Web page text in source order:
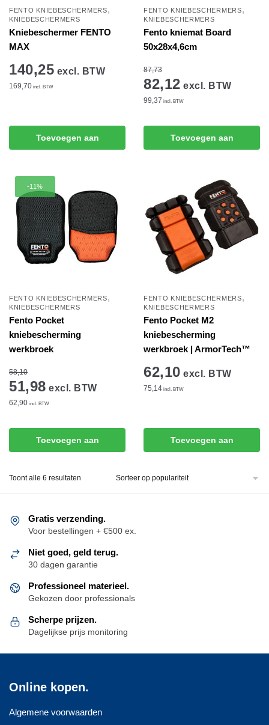
FENTO KNIEBESCHERMERS,
KNIEBESCHERMERS
Kniebeschermer FENTO
MAX
140,25 excl. BTW
169,70 incl. BTW
Toevoegen aan
FENTO KNIEBESCHERMERS,
KNIEBESCHERMERS
Fento kniemat Board
50x28x4,6cm
87,73
82,12 excl. BTW
99,37 incl. BTW
Toevoegen aan
-11%
FENTO KNIEBESCHERMERS,
KNIEBESCHERMERS
Fento Pocket
kniebescherming
werkbroek
58,10
51,98 excl. BTW
62,90 incl. BTW
Toevoegen aan
FENTO KNIEBESCHERMERS,
KNIEBESCHERMERS
Fento Pocket M2
kniebescherming
werkbroek | ArmorTech™
62,10 excl. BTW
75,14 incl. BTW
Toevoegen aan
Toont alle 6 resultaten Gesorteerd
Gratis verzending.
Voor bestellingen + €500 ex.
Niet goed, geld terug.
30 dagen garantie
Professioneel materieel.
Gekozen door professionals
Scherpe prijzen.
Dagelijkse prijs monitoring
Online kopen.
Algemene voorwaarden